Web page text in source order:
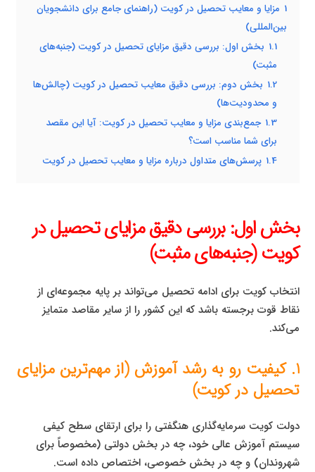
1 مزایا و معایب تحصیل در کویت (راهنمای جامع برای دانشجویان
بین‌المللی)
1.1 بخش اول: بررسی دقیق مزایای تحصیل در کویت (جنبه‌های
مثبت)
1.2 بخش دوم: بررسی دقیق معایب تحصیل در کویت (چالش‌ها
و محدودیت‌ها)
1.3 جمع‌بندی مزایا و معایب تحصیل در کویت: آیا این مقصد
برای شما مناسب است؟
1.4 پرسش‌های متداول درباره مزایا و معایب تحصیل در کویت
بخش اول: بررسی دقیق مزایای تحصیل در
کویت (جنبه‌های مثبت)
انتخاب کویت برای ادامه تحصیل می‌تواند بر پایه مجموعه‌ای از
نقاط قوت برجسته باشد که این کشور را از سایر مقاصد متمایز
می‌کند.
1. کیفیت رو به رشد آموزش (از مهم‌ترین مزایای
تحصیل در کویت)
دولت کویت سرمایه‌گذاری هنگفتی را برای ارتقای سطح کیفی
سیستم آموزش عالی خود، چه در بخش دولتی (مخصوصاً برای
شهروندان) و چه در بخش خصوصی، اختصاص داده است.